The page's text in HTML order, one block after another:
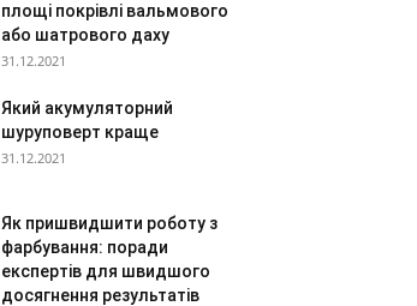
площі покрівлі вальмового
або шатрового даху
31.12.2021
Який акумуляторний
шуруповерт краще
31.12.2021
Як пришвидшити роботу з
фарбування: поради
експертів для швидшого
досягнення результатів